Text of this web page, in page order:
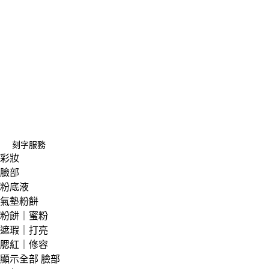
刻字服務
彩妝
臉部
粉底液
氣墊粉餅
粉餅｜蜜粉
遮瑕｜打亮
腮紅｜修容
顯示全部 臉部